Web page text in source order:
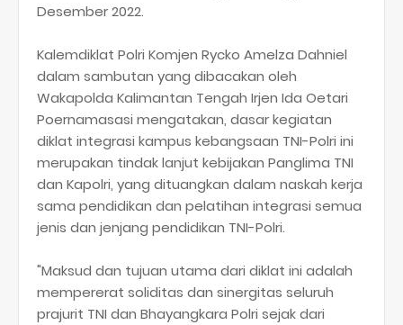
Desember 2022.
Kalemdiklat Polri Komjen Rycko Amelza Dahniel
dalam sambutan yang dibacakan oleh
Wakapolda Kalimantan Tengah Irjen Ida Oetari
Poernamasasi mengatakan, dasar kegiatan
diklat integrasi kampus kebangsaan TNI-Polri ini
merupakan tindak lanjut kebijakan Panglima TNI
dan Kapolri, yang dituangkan dalam naskah kerja
sama pendidikan dan pelatihan integrasi semua
jenis dan jenjang pendidikan TNI-Polri.
"Maksud dan tujuan utama dari diklat ini adalah
mempererat soliditas dan sinergitas seluruh
prajurit TNI dan Bhayangkara Polri sejak dari